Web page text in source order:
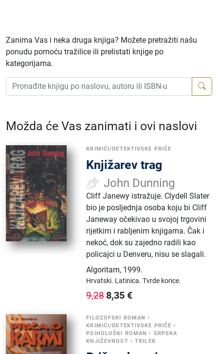
Zanima Vas i neka druga knjiga? Možete pretražiti našu
ponudu pomoću tražilice ili prelistati knjige po
kategorijama.
Možda će Vas zanimati i ovi naslovi
KRIMIĆI/DETEKTIVSKE PRIČE
Knjižarev trag
John Dunning
Cliff Janewy istražuje. Clydell Slater
bio je posljednja osoba koju bi Cliff
Janeway očekivao u svojoj trgovini
rijetkim i rabljenim knjigama. Čak i
nekoć, dok su zajedno radili kao
policajci u Denveru, nisu se slagali.
Algoritam, 1999.
Hrvatski. Latinica.Tvrde korice.
9,28 8,35 €
FILOZOFSKI ROMAN •
KRIMIĆI/DETEKTIVSKE PRIČE •
PSIHOLOŠKI ROMAN • SRPSKA
KNJIŽEVNOST •TRILER